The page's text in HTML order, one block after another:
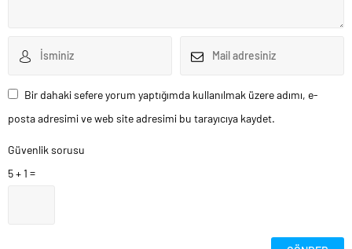
Bir dahaki sefere yorum yaptığımda kullanılmak üzere adımı, e-
posta adresimi ve web site adresimi bu tarayıcıya kaydet.
Güvenlik sorusu
5 + 1 =